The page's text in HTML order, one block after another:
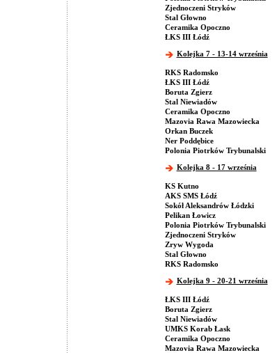
Zjednoczeni Stryków
Stal Głowno
Ceramika Opoczno
ŁKS III Łódź
Kolejka 7 - 13-14 września
RKS Radomsko
ŁKS III Łódź
Boruta Zgierz
Stal Niewiadów
Ceramika Opoczno
Mazovia Rawa Mazowiecka
Orkan Buczek
Ner Poddębice
Polonia Piotrków Trybunalski
Kolejka 8 - 17 września
KS Kutno
AKS SMS Łódź
Sokół Aleksandrów Łódzki
Pelikan Łowicz
Polonia Piotrków Trybunalski
Zjednoczeni Stryków
Zryw Wygoda
Stal Głowno
RKS Radomsko
Kolejka 9 - 20-21 września
ŁKS III Łódź
Boruta Zgierz
Stal Niewiadów
UMKS Korab Łask
Ceramika Opoczno
Mazovia Rawa Mazowiecka